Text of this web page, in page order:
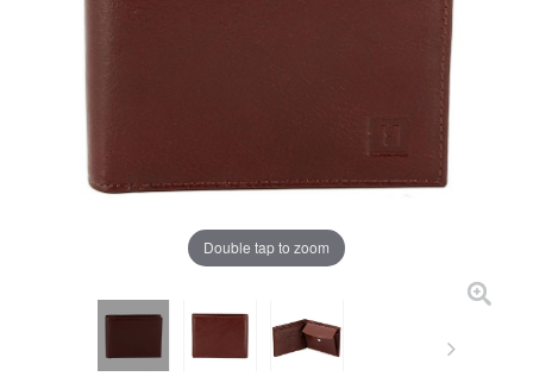
Double tap to zoom